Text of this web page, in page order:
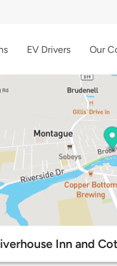
EV Drivers Our
Inn and